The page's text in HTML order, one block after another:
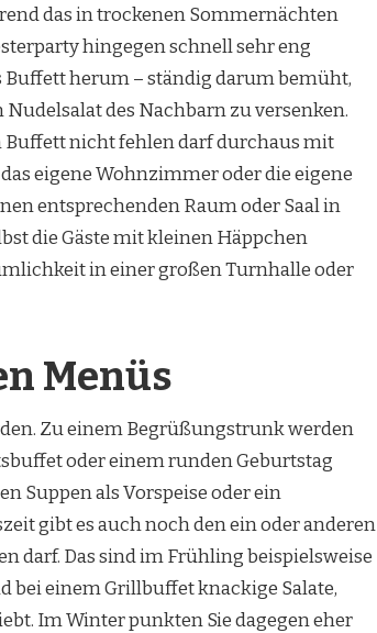
das in trockenen Sommernächten
hingegen schnell sehr eng
Buffett herum – ständig darum bemüht,
des Nachbarn zu versenken.
Buffett nicht fehlen darf durchaus mit
eigene Wohnzimmer oder die eigene
entsprechenden Raum oder Saal in
die Gäste mit kleinen Häppchen
in einer großen Turnhalle oder
Menüs
Zu einem Begrüßungstrunk werden
oder einem runden Geburtstag
Suppen als Vorspeise oder ein
gibt es auch noch den ein oder anderen
darf. Das sind im Frühling beispielsweise
bei einem Grillbuffet knackige Salate,
Im Winter punkten Sie dagegen eher